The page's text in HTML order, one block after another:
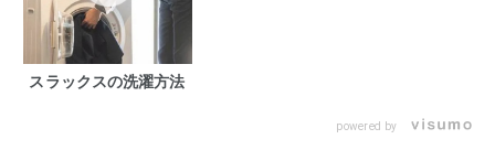
スラックスの洗濯方法
powered by